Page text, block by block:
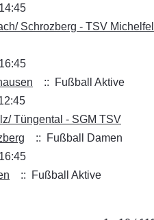
Schrozberg - TSV
:: Fußball Aktive
​Tüngental - SGM TSV
:: Fußball Damen
:: Fußball Aktive